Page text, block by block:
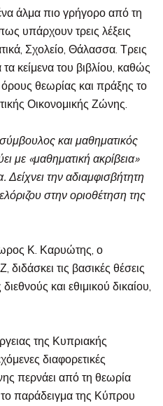
άλμα πιο γρήγορο από τη
υπάρχουν τρεις λέξεις
, Σχολείο, Θάλασσα. Τρεις
τα κείμενα του βιβλίου, καθώς
όρους θεωρίας και πράξης το
Οικονομικής Ζώνης.
και μαθηματικός
με «μαθηματική ακρίβεια»
την αδιαμφισβήτητη
στην οριοθέτηση της
Κ. Καρυώτης, ο
τις βασικές θέσεις
και εθιμικού δικαίου,
της Κυπριακής
διαφορετικές
περνάει από τη θεωρία
παράδειγμα της Κύπρου